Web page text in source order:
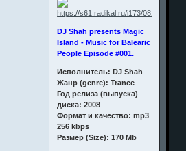
DJ Shah presents Magic
Island - Music for Balearic
People Episode #001.
Исполнитель: DJ Shah
Жанр (genre): Trance
Год релиза (выпуска)
диска: 2008
Формат и качество: mp3
256 kbps
Размер (Size): 170 Mb